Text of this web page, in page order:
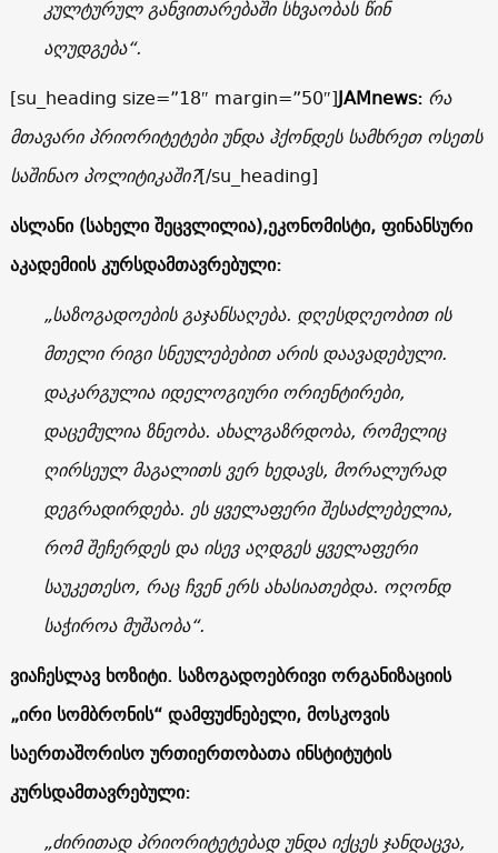
კულტურულ განვითარებაში სხვაობას წინ
აღუდგება“.
[su_heading size=”18″ margin=”50″]JAMnews: რა
მთავარი პრიორიტეტები უნდა ჰქონდეს სამხრეთ ოსეთს
საშინაო პოლიტიკაში?[/su_heading]
ასლანი(სახელი შეცვლილია),ეკონომისტი,ფინანსური
აკადემიის კურსდამთავრებული:
„საზოგადოების გაჯანსაღება. დღესდღეობით ის
მთელი რიგი სნეულებებით არის დაავადებული.
დაკარგულია იდელოგიური ორიენტირები,
დაცემულია ზნეობა. ახალგაზრდობა, რომელიც
ღირსეულ მაგალითს ვერ ხედავს, მორალურად
დეგრადირდება. ეს ყველაფერი შესაძლებელია,
რომ შეჩერდეს და ისევ აღდგეს ყველაფერი
საუკეთესო, რაც ჩვენ ერს ახასიათებდა. ოღონდ
საჭიროა მუშაობა“.
ვიაჩესლავ ხოზიტი. საზოგადოებრივი ორგანიზაციის
„ირი სომბრონის“ დამფუძნებელი, მოსკოვის
საერთაშორისო ურთიერთობათა ინსტიტუტის
კურსდამთავრებული:
„ძირითად პრიორიტეტებად უნდა იქცეს ჯანდაცვა,